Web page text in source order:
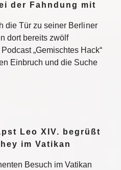
der Fahndung mit
die Tür zu seiner Berliner
dort bereits zwölf
„Gemischtes Hack“
Einbruch und die Suche
Leo XIV. begrüßt
im Vatikan
Besuch im Vatikan